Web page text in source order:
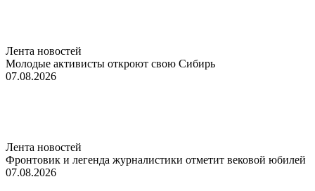
Лента новостей
Молодые активисты откроют свою Сибирь
07.08.2026
Лента новостей
Фронтовик и легенда журналистики отметит вековой юбилей
07.08.2026